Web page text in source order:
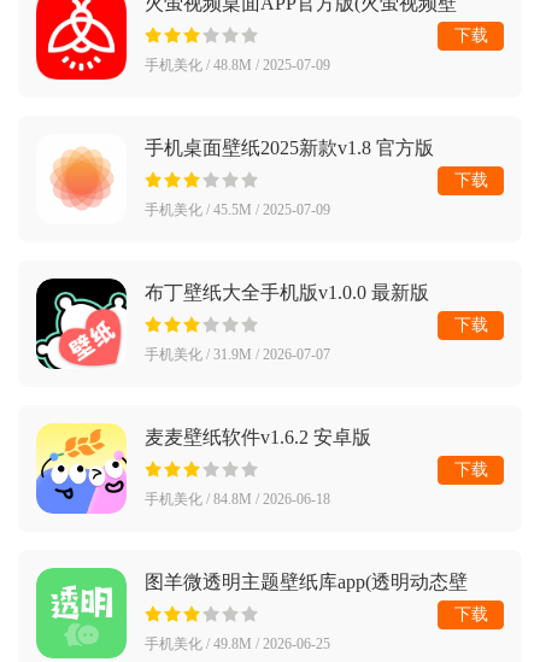
纸)v10.2.3 安卓版
手机美化 / 48.8M / 2025-07-09
下载
手机桌面壁纸2025新款v1.8 官方版
手机美化 / 45.5M / 2025-07-09
下载
布丁壁纸大全手机版v1.0.0 最新版
手机美化 / 31.9M / 2026-07-07
下载
麦麦壁纸软件v1.6.2 安卓版
手机美化 / 84.8M / 2026-06-18
下载
图羊微透明主题壁纸库app(透明动态壁
纸)v1.2.2 最新版
手机美化 / 49.8M / 2026-06-25
下载